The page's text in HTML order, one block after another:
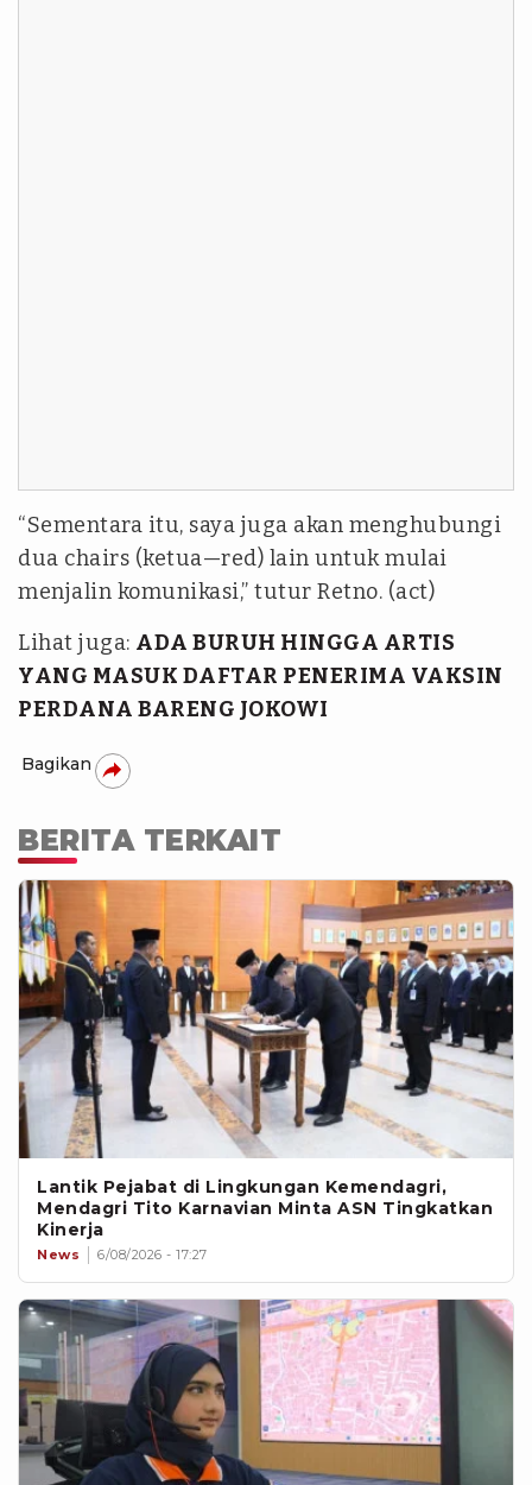
“Sementara itu, saya juga akan menghubungi
dua chairs (ketua—red) lain untuk mulai
menjalin komunikasi,” tutur Retno. (act)
Lihat juga: ADA BURUH HINGGA ARTIS
YANG MASUK DAFTAR PENERIMA VAKSIN
PERDANA BARENG JOKOWI
Bagikan
BERITA TERKAIT
Lantik Pejabat di Lingkungan Kemendagri,
Mendagri Tito Karnavian Minta ASN Tingkatkan
Kinerja
News 6/08/2026 - 17:27